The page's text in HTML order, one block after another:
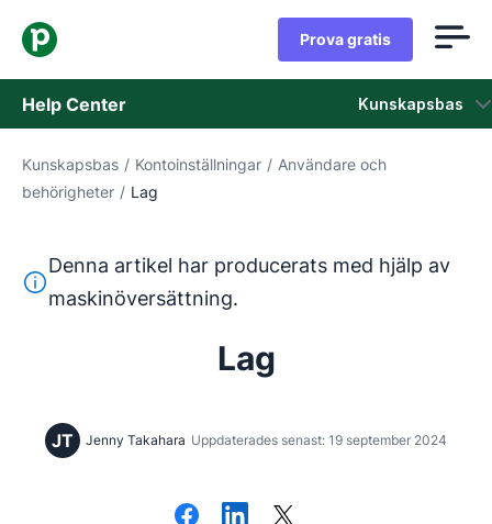
Prova gratis
Help Center Kunskapsbas
Kunskapsbas
Kontaka kundtjänst
Kunskapsbas / Kontoinställningar / Användare och
behörigheter / Lag
Denna text har översatts från engelska med hjälp av
Denna artikel har producerats med hjälp av
maskinöversättning.
Lag
JT Jenny Takahara Uppdaterades senast: 19 september 2024